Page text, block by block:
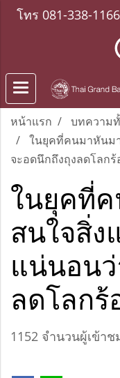
โทร 081-338-1166
หน้าแรก บทความ
ในยุคที่คนมาหันม
จะอดนึกถึงถุงลดโลกร้
ในยุคที่
สนใจสิ่
แน่นอน
ลดโลกร้
1152 จำนวนผู้เข้าช